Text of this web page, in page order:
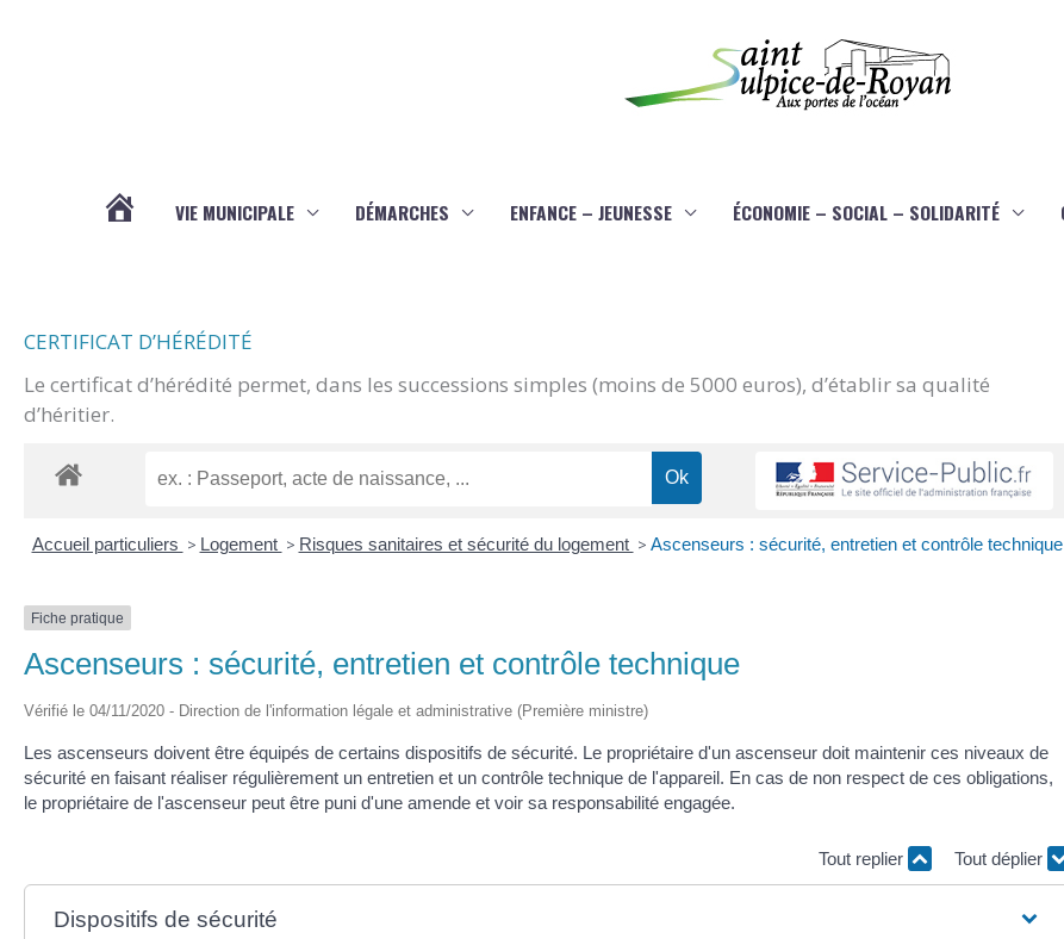
VIE MUNICIPALE DÉMARCHES ENFANCE – JEUNESSE ÉCONOMIE – SOCIAL – SOLIDARITÉ
CERTIFICAT D’HÉRÉDITÉ
Le certificat d’hérédité permet, dans les successions simples (moins de 5000 euros), d’établir sa qualité
d’héritier.
Accueil particuliers > Logement > Risques sanitaires et sécurité du logement > Ascenseurs : sécurité, entretien et contrôle technique
Fiche pratique
Ascenseurs : sécurité, entretien et contrôle technique
Vérifié le 04/11/2020 - Direction de l'information légale et administrative (Première ministre)
Les ascenseurs doivent être équipés de certains dispositifs de sécurité. Le propriétaire d'un ascenseur doit maintenir ces niveaux de
sécurité en faisant réaliser régulièrement un entretien et un contrôle technique de l'appareil. En cas de non respect de ces obligations,
le propriétaire de l'ascenseur peut être puni d'une amende et voir sa responsabilité engagée.
Tout replier Tout déplier
Dispositifs de sécurité